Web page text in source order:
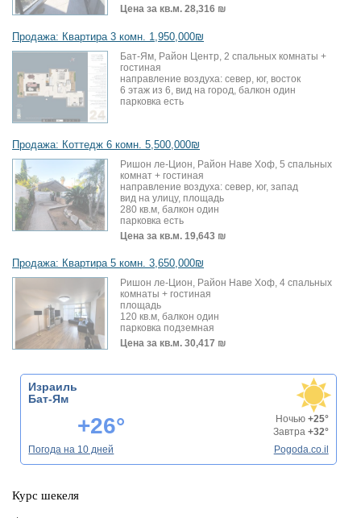
Цена за кв.м. 28,316 ₪
Продажа: Квартира 3 комн. 1,950,000₪
Бат-Ям, Район Центр, 2 спальных комнаты +
гостиная
направление воздуха: север, юг, восток
6 этаж из 6, вид на город, балкон один
парковка есть
Продажа: Коттедж 6 комн. 5,500,000₪
Ришон ле-Цион, Район Наве Хоф, 5 спальных
комнат + гостиная
направление воздуха: север, юг, запад
вид на улицу, площадь
280 кв.м, балкон один
парковка есть
Цена за кв.м. 19,643 ₪
Продажа: Квартира 5 комн. 3,650,000₪
Ришон ле-Цион, Район Наве Хоф, 4 спальных
комнаты + гостиная
площадь
120 кв.м, балкон один
парковка подземная
Цена за кв.м. 30,417 ₪
Израиль
Бат-Ям
+26° Ночью +25°
Завтра +32°
Погода на 10 дней
Pogoda.co.il
Курс шекеля